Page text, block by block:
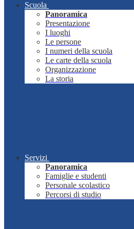
Scuola
Panoramica
Presentazione
I luoghi
Le persone
I numeri della scuola
Le carte della scuola
Organizzazione
La storia
Servizi
Panoramica
Famiglie e studenti
Personale scolastico
Percorsi di studio